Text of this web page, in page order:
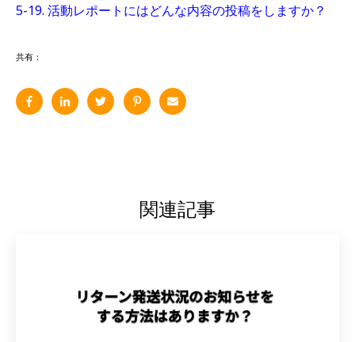
5-19. 活動レポートにはどんな内容の投稿をしますか？
共有：
関連記事